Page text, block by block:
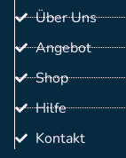
Über Uns
Angebot
Shop
Hilfe
Kontakt